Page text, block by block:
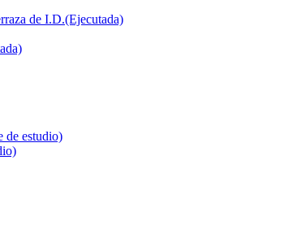
de I.D.(Ejecutada)
de estudio)